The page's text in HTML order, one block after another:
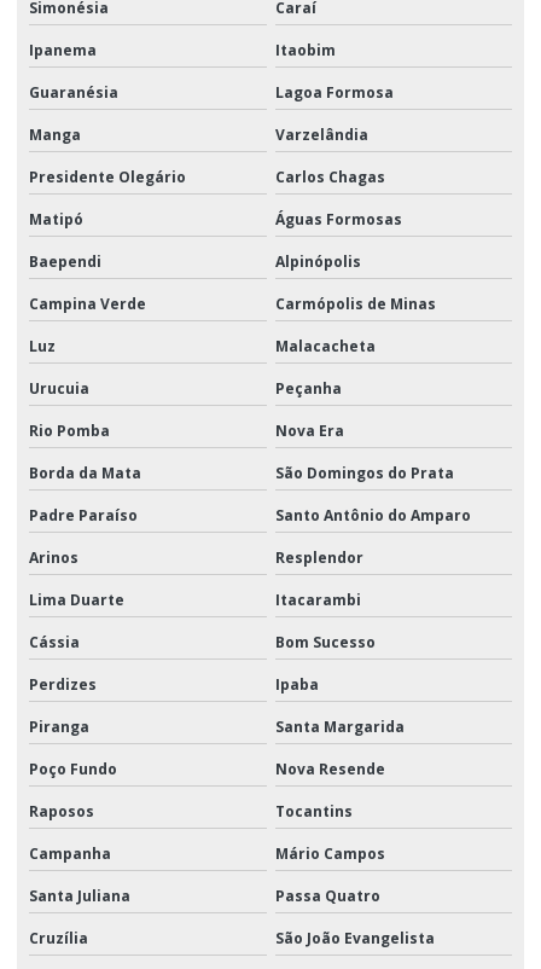
Simonésia Caraí
Ipanema Itaobim
Guaranésia Lagoa Formosa
Manga Varzelândia
Presidente Olegário Carlos Chagas
Matipó Águas Formosas
Baependi Alpinópolis
Campina Verde Carmópolis de Minas
Luz Malacacheta
Urucuia Peçanha
Rio Pomba Nova Era
Borda da Mata São Domingos do Prata
Padre Paraíso Santo Antônio do Amparo
Arinos Resplendor
Lima Duarte Itacarambi
Cássia Bom Sucesso
Perdizes Ipaba
Piranga Santa Margarida
Poço Fundo Nova Resende
Raposos Tocantins
Campanha Mário Campos
Santa Juliana Passa Quatro
Cruzília São João Evangelista